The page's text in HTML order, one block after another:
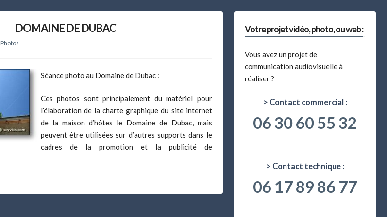
DOMAINE DE DUBAC
Photos
Séance photo au Domaine de Dubac :
Ces photos sont principalement du matériel pour
l’élaboration de la charte graphique du site internet
de la maison d’hôtes le Domaine de Dubac, mais
peuvent être utilisées sur d’autres supports dans le
cadres de la promotion et la publicité de
Votre projet vidéo, photo, ou web :
Vous avez un projet de
communication audiovisuelle à
réaliser ?
> Contact commercial :
06 30 60 55 32
> Contact technique :
06 17 89 86 77